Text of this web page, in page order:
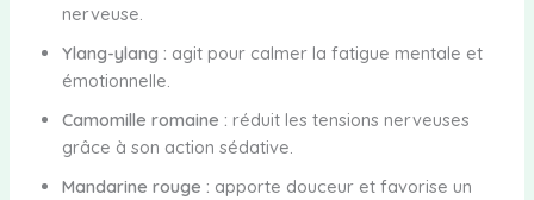
nerveuse.
Ylang-ylang : agit pour calmer la fatigue mentale et
émotionnelle.
Camomille romaine : réduit les tensions nerveuses
grâce à son action sédative.
Mandarine rouge : apporte douceur et favorise un